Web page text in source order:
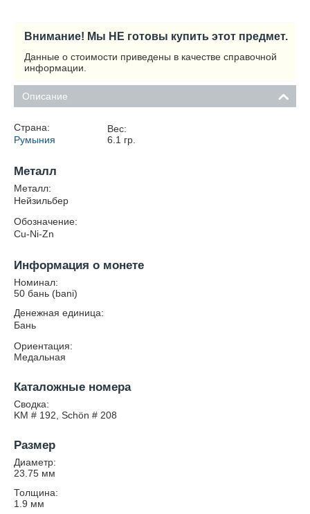
Внимание! Мы НЕ готовы купить этот предмет.
Данные о стоимости приведены в качестве справочной
информации.
Описание
Страна:
Румыния
Вес:
6.1 гр.
Металл
Металл:
Нейзильбер
Обозначение:
Cu-Ni-Zn
Информация о монете
Номинал:
50 бань (bani)
Денежная единица:
Бань
Ориентация:
Медальная
Каталожные номера
Сводка:
KM # 192, Schön # 208
Размер
Диаметр:
23.75 мм
Толщина:
1.9 мм